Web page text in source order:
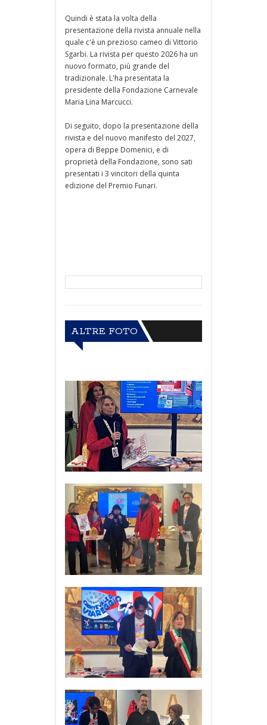
Quindi è stata la volta della
presentazione della rivista annuale nella
quale c'è un prezioso cameo di Vittorio
Sgarbi. La rivista per questo 2026 ha un
nuovo formato, più grande del
tradizionale. L'ha presentata la
presidente della Fondazione Carnevale
Maria Lina Marcucci.
Di seguito, dopo la presentazione della
rivista e del nuovo manifesto del 2027,
opera di Beppe Domenici, e di
proprietà della Fondazione, sono sati
presentati i 3 vincitori della quinta
edizione del Premio Funari.
ALTRE FOTO